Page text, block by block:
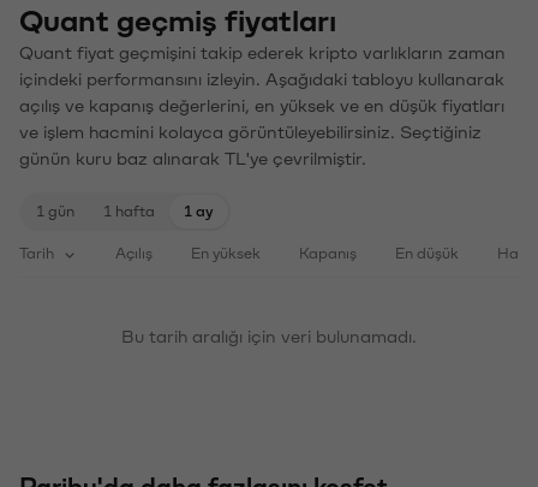
Quant geçmiş fiyatları
Quant fiyat geçmişini takip ederek kripto varlıkların zaman
içindeki performansını izleyin. Aşağıdaki tabloyu kullanarak
açılış ve kapanış değerlerini, en yüksek ve en düşük fiyatları
ve işlem hacmini kolayca görüntüleyebilirsiniz. Seçtiğiniz
günün kuru baz alınarak TL'ye çevrilmiştir.
1 gün 1 hafta 1 ay
Tarih Açılış En yüksek Kapanış En düşük
Bu tarih aralığı için veri bulunamadı.